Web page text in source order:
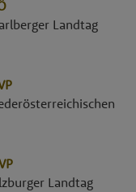
Landtag
Landtag